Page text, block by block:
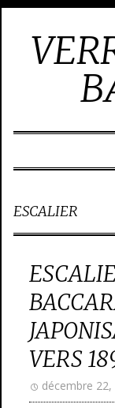
ESCALIER
VERS
décembre 22,